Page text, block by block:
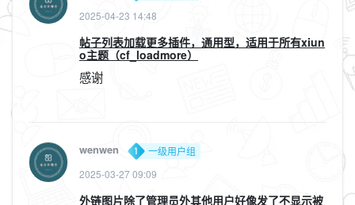
2025-04-23 14:48
帖子列表加载更多插件，通用型，适用于所有xiun
o主题（cf_loadmore）
感谢
wenwen
一级用户组
2025-03-27 09:09
外链图片除了管理员外其他用户好像发了不显示被